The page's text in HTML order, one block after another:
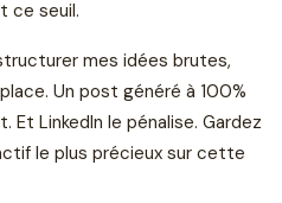
ce seuil.
mes idées brutes,
Un post généré à 100%
Et LinkedIn le pénalise. Gardez
le plus précieux sur cette